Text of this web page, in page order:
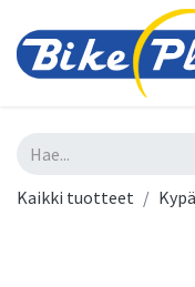
Kaikki tuotteet